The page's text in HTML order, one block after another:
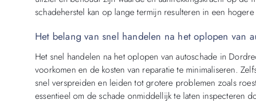
schadeherstel kan op lange termijn resulteren in een
Het belang van snel handelen na het oplopen van
Het snel handelen na het oplopen van autoschade in
voorkomen en de kosten van reparatie te minimaliseren.
snel verspreiden en leiden tot grotere problemen zoals
essentieel om de schade onmiddellijk te laten inspecteren